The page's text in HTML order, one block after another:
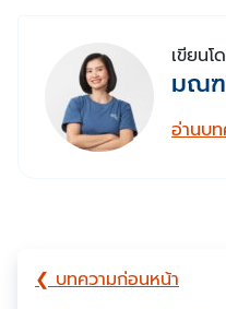
เขียนโ
มณ
อ่านบ
❮ บทความก่อนหน้า